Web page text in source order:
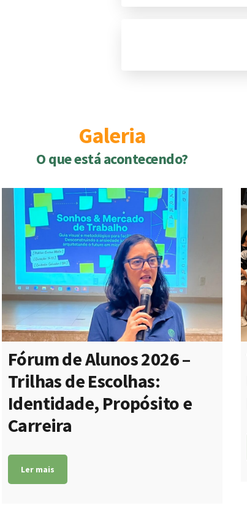
Galeria
O que está acontecendo?
Fórum de Alunos 2026 –
Trilhas de Escolhas:
Identidade, Propósito e
Carreira
Ler mais